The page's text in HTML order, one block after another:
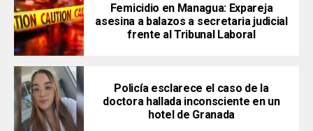
Femicidio en Managua: Expareja
asesina a balazos a secretaria judicial
frente al Tribunal Laboral
Policía esclarece el caso de la
doctora hallada inconsciente en un
hotel de Granada